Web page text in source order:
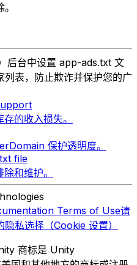
后台中设置 app-ads.txt 文
表，防止欺诈并保护您的广
的收入损失。
保护透明度。
file
和维护。
Terms of Use请
隐私选择（Cookie 设置）
商标是 Unity